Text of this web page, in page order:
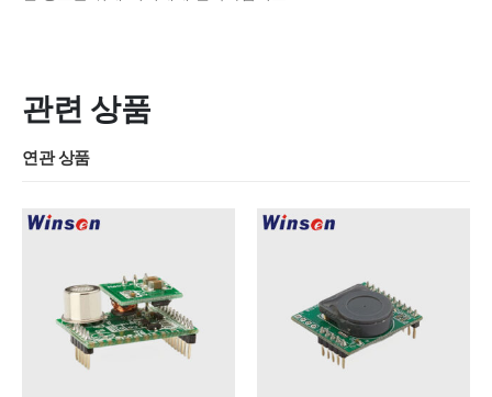
관련 상품
연관 상품